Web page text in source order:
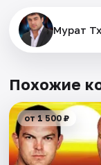
Мурат
Похожие
от 1 500 ₽